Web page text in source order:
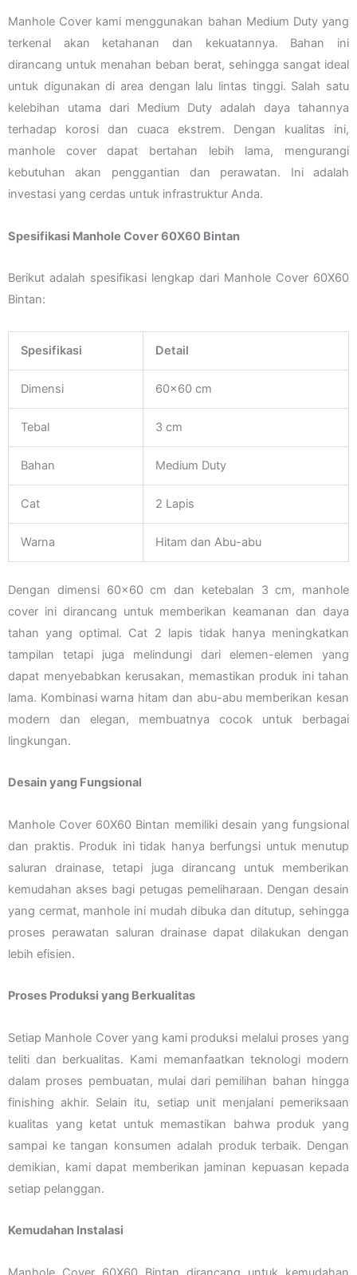
Manhole Cover kami menggunakan bahan Medium Duty yang
terkenal akan ketahanan dan kekuatannya. Bahan ini
dirancang untuk menahan beban berat, sehingga sangat ideal
untuk digunakan di area dengan lalu lintas tinggi. Salah satu
kelebihan utama dari Medium Duty adalah daya tahannya
terhadap korosi dan cuaca ekstrem. Dengan kualitas ini,
manhole cover dapat bertahan lebih lama, mengurangi
kebutuhan akan penggantian dan perawatan. Ini adalah
investasi yang cerdas untuk infrastruktur Anda.
Spesifikasi Manhole Cover 60X60 Bintan
Berikut adalah spesifikasi lengkap dari Manhole Cover 60X60
Bintan:
Spesifikasi Detail
Dimensi 60×60 cm
Tebal 3 cm
Bahan Medium Duty
Cat 2 Lapis
Warna Hitam dan Abu-abu
Dengan dimensi 60×60 cm dan ketebalan 3 cm, manhole
cover ini dirancang untuk memberikan keamanan dan daya
tahan yang optimal. Cat 2 lapis tidak hanya meningkatkan
tampilan tetapi juga melindungi dari elemen-elemen yang
dapat menyebabkan kerusakan, memastikan produk ini tahan
lama. Kombinasi warna hitam dan abu-abu memberikan kesan
modern dan elegan, membuatnya cocok untuk berbagai
lingkungan.
Desain yang Fungsional
Manhole Cover 60X60 Bintan memiliki desain yang fungsional
dan praktis. Produk ini tidak hanya berfungsi untuk menutup
saluran drainase, tetapi juga dirancang untuk memberikan
kemudahan akses bagi petugas pemeliharaan. Dengan desain
yang cermat, manhole ini mudah dibuka dan ditutup, sehingga
proses perawatan saluran drainase dapat dilakukan dengan
lebih efisien.
Proses Produksi yang Berkualitas
Setiap Manhole Cover yang kami produksi melalui proses yang
teliti dan berkualitas. Kami memanfaatkan teknologi modern
dalam proses pembuatan, mulai dari pemilihan bahan hingga
finishing akhir. Selain itu, setiap unit menjalani pemeriksaan
kualitas yang ketat untuk memastikan bahwa produk yang
sampai ke tangan konsumen adalah produk terbaik. Dengan
demikian, kami dapat memberikan jaminan kepuasan kepada
setiap pelanggan.
Kemudahan Instalasi